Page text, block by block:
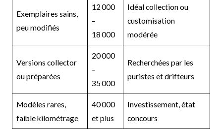
Exemplaires sains,
peu modifiés
12 000
–
18 000
Idéal collection ou
customisation
modérée
Versions collector
ou préparées
20 000
–
35 000
Recherchées par les
puristes et drifteurs
Modèles rares,
faible kilométrage
40 000
et plus
Investissement, état
concours